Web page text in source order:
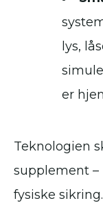
lys,
er
Teknologien
supplement –
fysiske